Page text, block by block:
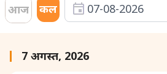
आज कल 07-08-2026
7 अगस्त, 2026